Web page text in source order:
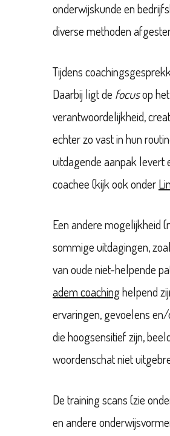
onderwijskunde en
diverse methoden
Tijdens
Daarbij ligt de focusop
verantwoordelijkheid,
echter zo vast in hun
uitdagende aanpak levert
coachee (kijk ook onder
Een andere mogelijkheid
sommige uitdagingen,
van oude niet-helpende
adem coachinghelpend
ervaringen, gevoelens
die hoogsensitief zijn,
woordenschat niet
De training scans (zie
en andere